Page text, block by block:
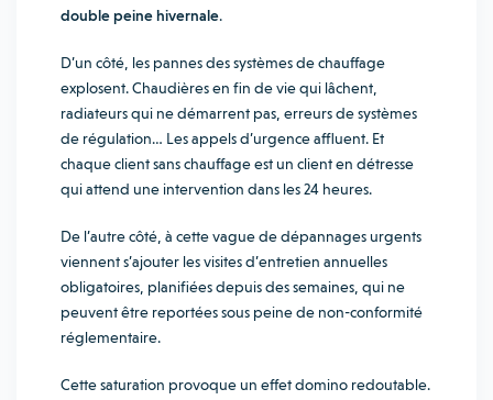
double peine hivernale.
D’un côté, les pannes des systèmes de chauffage
explosent. Chaudières en fin de vie qui lâchent,
radiateurs qui ne démarrent pas, erreurs de systèmes
de régulation… Les appels d’urgence affluent. Et
chaque client sans chauffage est un client en détresse
qui attend une intervention dans les 24 heures.
De l’autre côté, à cette vague de dépannages urgents
viennent s’ajouter les visites d’entretien annuelles
obligatoires, planifiées depuis des semaines, qui ne
peuvent être reportées sous peine de non-conformité
réglementaire.
Cette saturation provoque un effet domino redoutable.